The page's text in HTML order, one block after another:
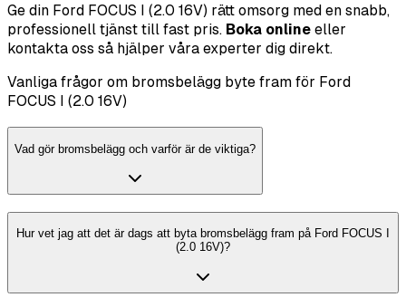
Ge din Ford FOCUS I (2.0 16V) rätt omsorg med en snabb,
professionell tjänst till fast pris. Boka online eller
kontakta oss så hjälper våra experter dig direkt.
Vanliga frågor om bromsbelägg byte fram för Ford
FOCUS I (2.0 16V)
Vad gör bromsbelägg och varför är de viktiga?
Hur vet jag att det är dags att byta bromsbelägg fram på Ford FOCUS I
(2.0 16V)?